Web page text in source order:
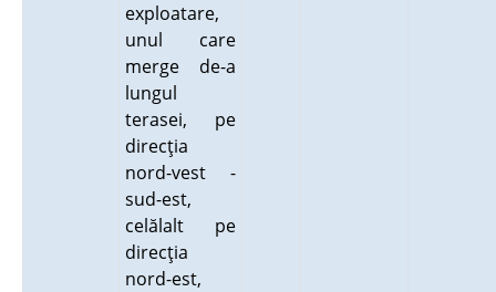
exploatare,
unul care
merge de-a
lungul
terasei, pe
direcţia
nord-vest -
sud-est,
celălalt pe
direcţia
nord-est,